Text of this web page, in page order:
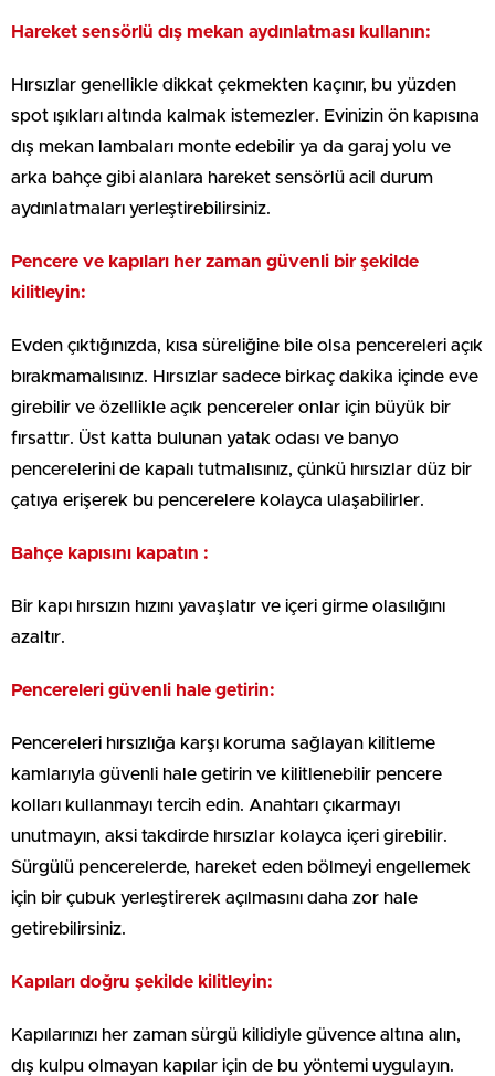
Hareket sensörlü dış mekan aydınlatması kullanın:
Hırsızlar genellikle dikkat çekmekten kaçınır, bu yüzden
spot ışıkları altında kalmak istemezler. Evinizin ön kapısına
dış mekan lambaları monte edebilir ya da garaj yolu ve
arka bahçe gibi alanlara hareket sensörlü acil durum
aydınlatmaları yerleştirebilirsiniz.
Pencere ve kapıları her zaman güvenli bir şekilde
kilitleyin:
Evden çıktığınızda, kısa süreliğine bile olsa pencereleri açık
bırakmamalısınız. Hırsızlar sadece birkaç dakika içinde eve
girebilir ve özellikle açık pencereler onlar için büyük bir
fırsattır. Üst katta bulunan yatak odası ve banyo
pencerelerini de kapalı tutmalısınız, çünkü hırsızlar düz bir
çatıya erişerek bu pencerelere kolayca ulaşabilirler.
Bahçe kapısını kapatın :
Bir kapı hırsızın hızını yavaşlatır ve içeri girme olasılığını
azaltır.
Pencereleri güvenli hale getirin:
Pencereleri hırsızlığa karşı koruma sağlayan kilitleme
kamlarıyla güvenli hale getirin ve kilitlenebilir pencere
kolları kullanmayı tercih edin. Anahtarı çıkarmayı
unutmayın, aksi takdirde hırsızlar kolayca içeri girebilir.
Sürgülü pencerelerde, hareket eden bölmeyi engellemek
için bir çubuk yerleştirerek açılmasını daha zor hale
getirebilirsiniz.
Kapıları doğru şekilde kilitleyin:
Kapılarınızı her zaman sürgü kilidiyle güvence altına alın,
dış kulpu olmayan kapılar için de bu yöntemi uygulayın.